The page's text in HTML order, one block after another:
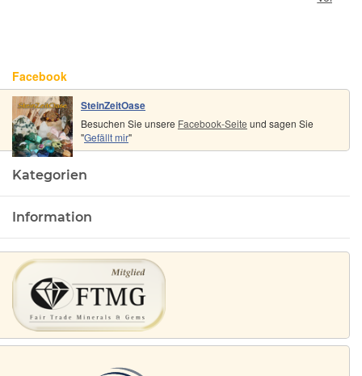
Facebook
SteinZeitOase
Besuchen Sie unsere Facebook-Seite und sagen Sie
"Gefällt mir"
Kategorien
Information